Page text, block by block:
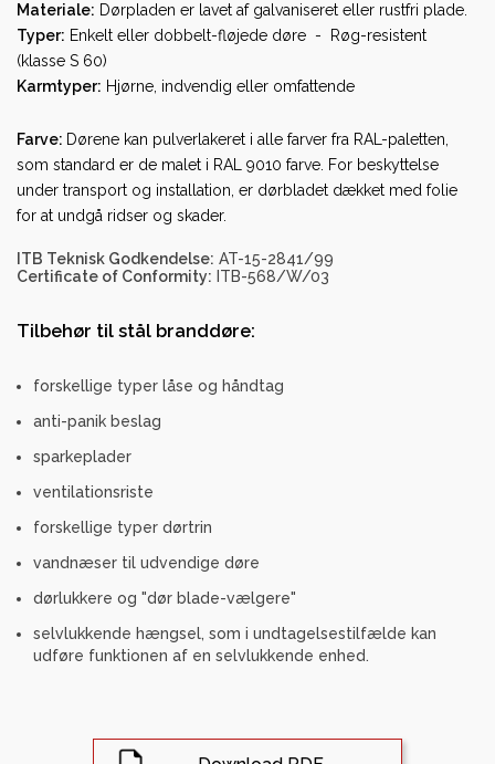
Materiale: Dørpladen er lavet af galvaniseret eller rustfri plade.
Typer: Enkelt eller dobbelt-fløjede døre - Røg-resistent
(klasse S 60)
Karmtyper: Hjørne, indvendig eller omfattende
Farve: Dørene kan pulverlakeret i alle farver fra RAL-paletten,
som standard er de malet i RAL 9010 farve. For beskyttelse
under transport og installation, er dørbladet dækket med folie
for at undgå ridser og skader.
ITB Teknisk Godkendelse: AT-15-2841/99
Certificate of Conformity: ITB-568/W/03
Tilbehør til stål branddøre:
forskellige typer låse og håndtag
anti-panik beslag
sparkeplader
ventilationsriste
forskellige typer dørtrin
vandnæser til udvendige døre
dørlukkere og "dør blade-vælgere"
selvlukkende hængsel, som i undtagelsestilfælde kan
udføre funktionen af en selvlukkende enhed.